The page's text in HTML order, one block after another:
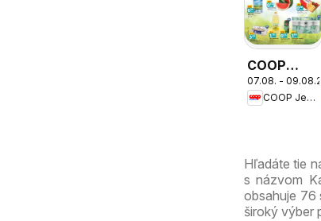
COOP
Jednota
cez víkend
07.08. -
COOP Jednota
Hľadáte tie
s názvom
obsahuje 76
široký výber